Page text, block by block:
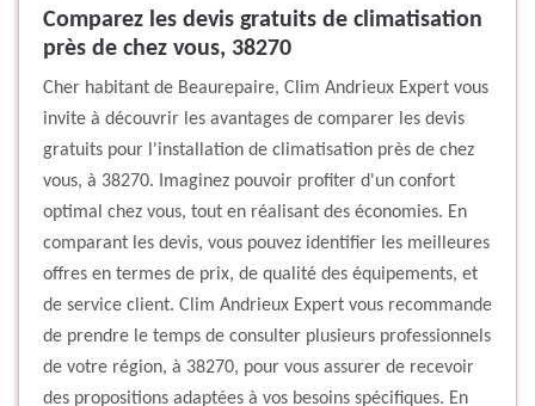
Comparez les devis gratuits de climatisation
près de chez vous, 38270
Cher habitant de Beaurepaire, Clim Andrieux Expert vous
invite à découvrir les avantages de comparer les devis
gratuits pour l'installation de climatisation près de chez
vous, à 38270. Imaginez pouvoir profiter d'un confort
optimal chez vous, tout en réalisant des économies. En
comparant les devis, vous pouvez identifier les meilleures
offres en termes de prix, de qualité des équipements, et
de service client. Clim Andrieux Expert vous recommande
de prendre le temps de consulter plusieurs professionnels
de votre région, à 38270, pour vous assurer de recevoir
des propositions adaptées à vos besoins spécifiques. En